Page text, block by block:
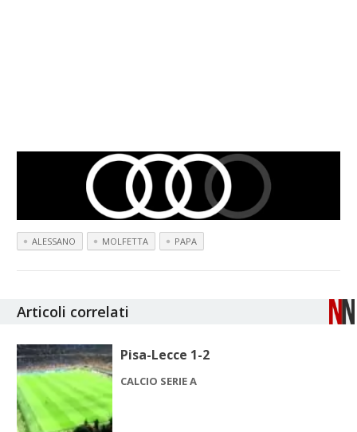
ALESSANO MOLFETTA PAPA
Articoli correlati
Pisa-Lecce 1-2
CALCIO SERIE A